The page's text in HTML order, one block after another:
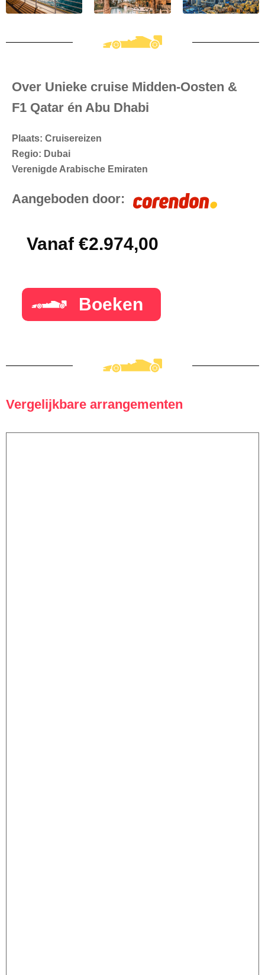
Over Unieke cruise Midden-Oosten &
F1 Qatar én Abu Dhabi
Plaats: Cruisereizen
Regio: Dubai
Verenigde Arabische Emiraten
Aangeboden door:
Vanaf €2.974,00
Boeken
Vergelijkbare arrangementen